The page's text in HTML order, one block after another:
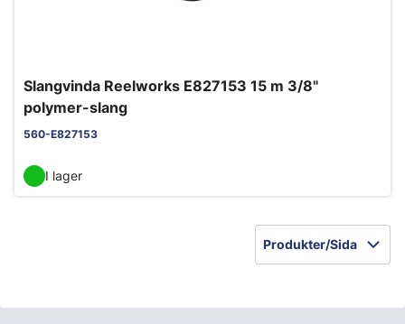
Slangvinda Reelworks E827153 15 m 3/8"
polymer-slang
560-E827153
I lager
Produkter/Sida